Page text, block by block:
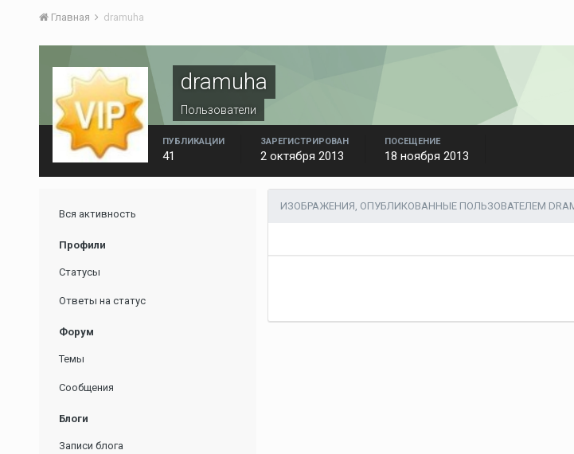
Главная dramuha
dramuha
Пользователи
ПУБЛИКАЦИИ
41
ЗАРЕГИСТРИРОВАН
2 октября 2013
ПОСЕЩЕНИЕ
18 ноября 2013
Вся активность
Профили
Статусы
Ответы на статус
Форум
Темы
Сообщения
Блоги
Записи блога
ИЗОБРАЖЕНИЯ, ОПУБЛИКОВАННЫЕ ПОЛЬЗОВАТЕЛЕМ